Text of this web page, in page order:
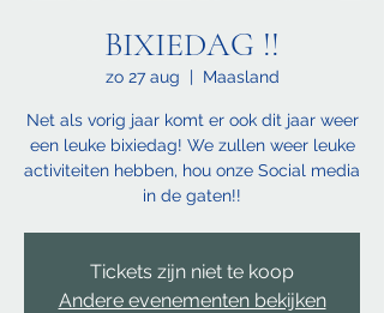
BIXIEDAG !!
zo 27 aug
  |
Maasland
Net als vorig jaar komt er ook dit jaar weer
een leuke bixiedag! We zullen weer leuke
activiteiten hebben, hou onze Social media
in de gaten!!
Tickets zijn niet te koop
Andere evenementen bekijken